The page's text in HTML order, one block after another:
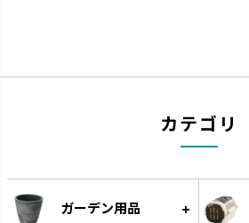
受皿に貯水する底面給水タイプ
エコル
手作り
カテゴリ
ガーデン用品